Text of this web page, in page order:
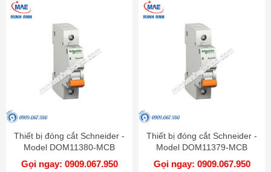
Thiết bị đóng cắt Schneider -
Model DOM11380-MCB
Gọi ngay: 0909.067.950
Thiết bị đóng cắt Schneider -
Model DOM11379-MCB
Gọi ngay: 0909.067.950